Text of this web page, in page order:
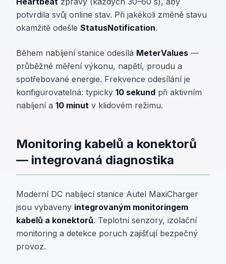
potvrdila svůj online stav. Při jakékoli změně stavu
okamžitě odešle StatusNotification.
Během nabíjení stanice odesílá MeterValues —
průběžné měření výkonu, napětí, proudu a
spotřebované energie. Frekvence odesílání je
konfigurovatelná: typicky 10 sekund při aktivním
nabíjení a 10 minut v klidovém režimu.
Monitoring kabelů a konektorů
— integrovaná diagnostika
Moderní DC nabíjecí stanice Autel MaxiCharger
jsou vybaveny integrovaným monitoringem
kabelů a konektorů. Teplotní senzory, izolační
monitoring a detekce poruch zajišťují bezpečný
provoz.